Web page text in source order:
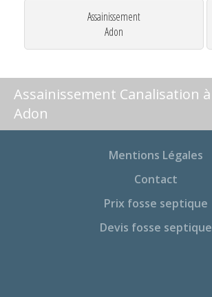
Assainissement
Adon
Assainissement Canalisation à
Adon
Mentions Légales
Contact
Prix fosse septique
Devis fosse septique